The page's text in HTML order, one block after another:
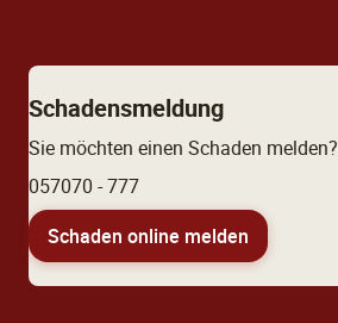
Schadensmeldung
Sie möchten einen Schaden melden?
057070 - 777
Schaden online melden